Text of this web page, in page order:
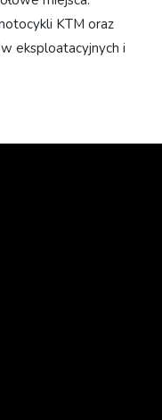
KTM oraz
eksploatacyjnych i